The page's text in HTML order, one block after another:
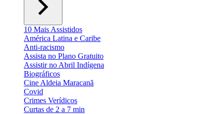
10 Mais Assistidos
América Latina e Caribe
Anti-racismo
Assista no Plano Gratuito
Assistir no Abril Indígena
Biográficos
Cine Aldeia Maracanã
Covid
Crimes Verídicos
Curtas de 2 a 7 min